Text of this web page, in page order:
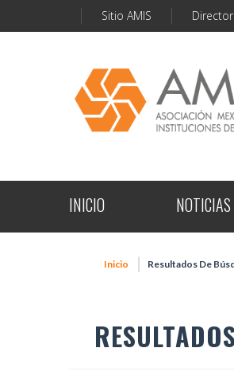
Sitio AMIS
INICIO
Inicio Resultados De